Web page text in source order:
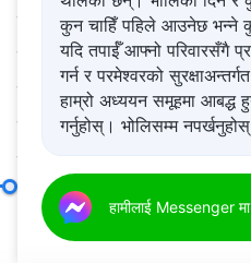
सोच्नु नै आवश्यक छ। त्यत्ति
सोच्नुपर्ने कुरा त्यो होइन।
किन सोच्नुपर्दैन र? अहिले
हामीले त्यस्ता कुराहरूबारे
र? (अहँ, पार्दैन।) विपत्ति यति
विशेष गरी विपत्तिका सन्दर्भमा
कुन चाहिँ पहिले आउनेछ भन्ने
यदि तपाईँ आफ्नो परिवारसँगै
गर्न र परमेश्‍वरको
हाम्रो अध्ययन समूहमा आबद्ध
गर्नुहोस्। भोलिसम्म
हामीलाई Messenger मा
अगुवा र कामदारहरूका